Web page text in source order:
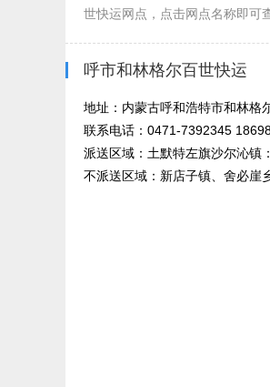
世快运网点，点击网点名称即可
呼市和林格尔百世快运
地址：内蒙古呼和浩特市和林格
联系电话：0471-7392345
派送区域：土默特左旗沙尔沁镇
不派送区域：新店子镇、舍必崖